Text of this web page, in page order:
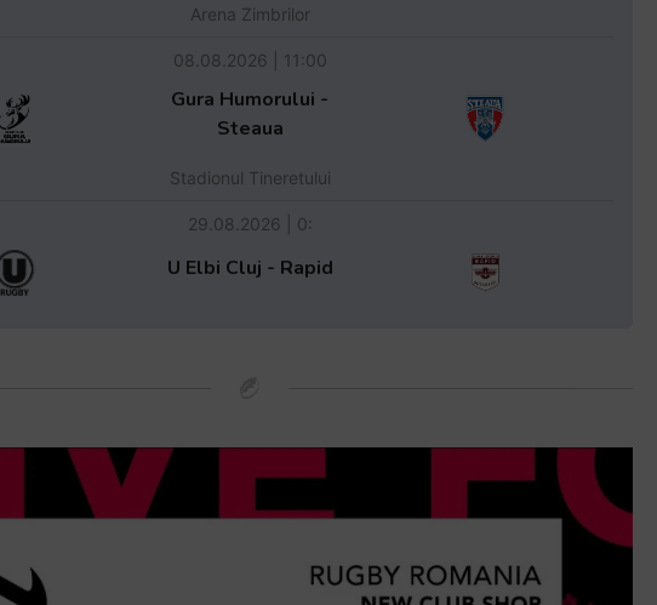
Arena Zimbrilor
08.08.2026 | 11:00
Gura Humorului -
Steaua
Stadionul Tineretului
29.08.2026 | 0:
U Elbi Cluj - Rapid